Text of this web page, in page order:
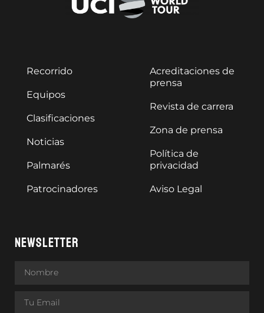
Recorrido
Equipos
Clasificaciones
Noticias
Palmarés
Patrocinadores
Acreditaciones de
prensa
Revista de carrera
Zona de prensa
Política de
privacidad
Aviso Legal
NEWSLETTER